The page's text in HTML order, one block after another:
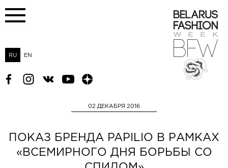
RU EN
02 ДЕКАБРЯ 2016
ПОКАЗ БРЕНДА PAPILIO В РАМКАХ
«ВСЕМИРНОГО ДНЯ БОРЬБЫ СО